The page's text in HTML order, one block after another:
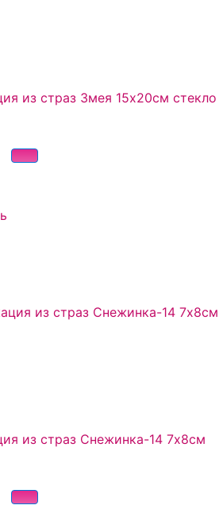
из страз Змея 15х20см стекло
из страз Снежинка-14 7х8см